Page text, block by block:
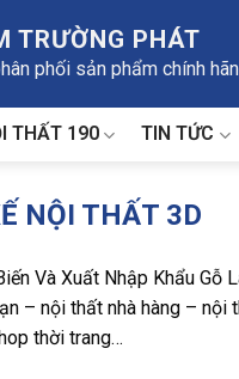
TRƯỜNG PHÁT
phối sản phẩm chính
THẤT 190 TIN TỨC
NỘI THẤT 3D
Và Xuất Nhập Khẩu
– nội thất nhà hàng –
thời trang…